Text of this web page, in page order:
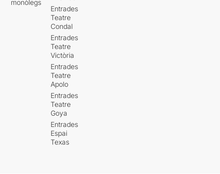
monòlegs
Entrades
Teatre
Condal
Entrades
Teatre
Victòria
Entrades
Teatre
Apolo
Entrades
Teatre
Goya
Entrades
Espai
Texas